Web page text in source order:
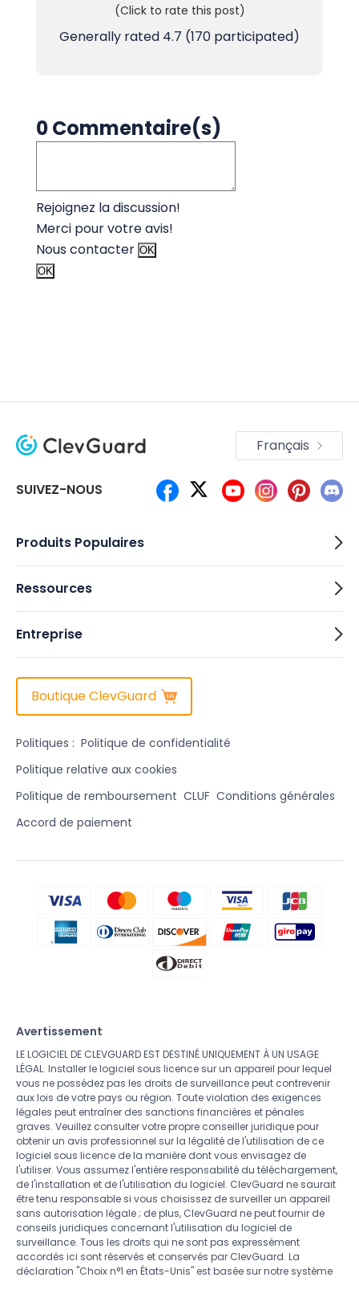
(Click to rate this post)
Generally rated 4.7 (170 participated)
0 Commentaire(s)
Rejoignez la discussion!
Merci pour votre avis!
Nous contacter OK
OK
SUIVEZ-NOUS
Français
Produits Populaires
Ressources
Entreprise
Boutique ClevGuard
Politiques : Politique de confidentialité
Politique relative aux cookies
Politique de remboursement CLUF Conditions générales
Accord de paiement
Avertissement
LE LOGICIEL DE CLEVGUARD EST DESTINÉ UNIQUEMENT À UN USAGE
LÉGAL. Installer le logiciel sous licence sur un appareil pour lequel
vous ne possédez pas les droits de surveillance peut contrevenir
aux lois de votre pays ou région. Toute violation des exigences
légales peut entraîner des sanctions financières et pénales
graves. Veuillez consulter votre propre conseiller juridique pour
obtenir un avis professionnel sur la légalité de l'utilisation de ce
logiciel sous licence de la manière dont vous envisagez de
l'utiliser. Vous assumez l'entière responsabilité du téléchargement,
de l'installation et de l'utilisation du logiciel. ClevGuard ne saurait
être tenu responsable si vous choisissez de surveiller un appareil
sans autorisation légale ; de plus, ClevGuard ne peut fournir de
conseils juridiques concernant l'utilisation du logiciel de
surveillance. Tous les droits qui ne sont pas expressément
accordés ici sont réservés et conservés par ClevGuard. La
déclaration "Choix n°1 en États-Unis" est basée sur notre système